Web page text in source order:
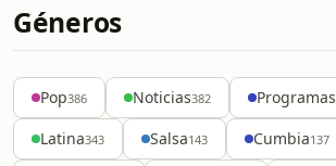
Géneros
Pop386 Noticias382 Programas
Latina343 Salsa143 Cumbia137